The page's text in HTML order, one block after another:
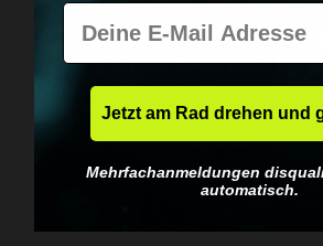
Worldwide shipping
Fast & neutrally
E-Mail
Jetzt am Rad drehen und
Mehrfachanmeldungen
automatisch.